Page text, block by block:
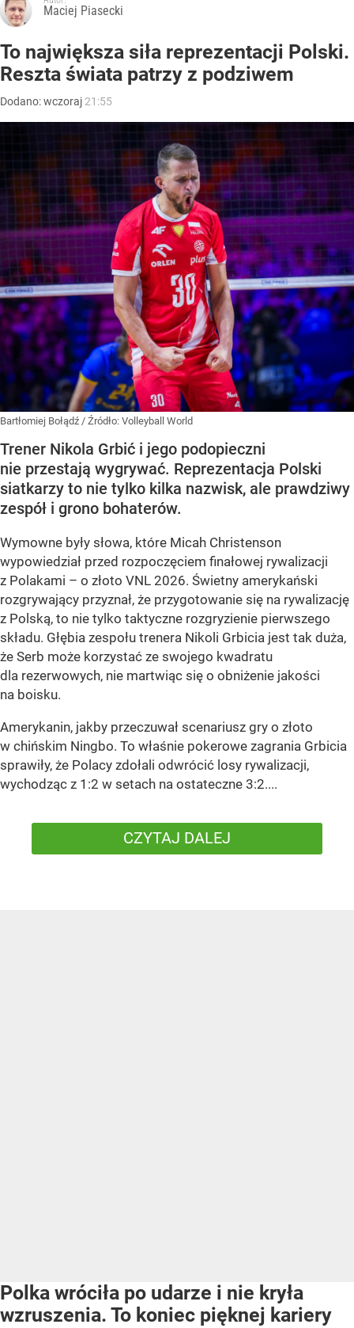
Maciej Piasecki
To największa siła reprezentacji Polski.
Reszta świata patrzy z podziwem
Dodano:wczoraj 21:55
Bartłomiej Bołądź / Źródło: Volleyball World
Trener Nikola Grbić i jego podopieczni
nie przestają wygrywać. Reprezentacja Polski
siatkarzy to nie tylko kilka nazwisk, ale prawdziwy
zespół i grono bohaterów.
Wymowne były słowa, które Micah Christenson
wypowiedział przed rozpoczęciem finałowej rywalizacji
z Polakami – o złoto VNL 2026. Świetny amerykański
rozgrywający przyznał, że przygotowanie się na rywalizację
z Polską, to nie tylko taktyczne rozgryzienie pierwszego
składu. Głębia zespołu trenera Nikoli Grbicia jest tak duża,
że Serb może korzystać ze swojego kwadratu
dla rezerwowych, nie martwiąc się o obniżenie jakości
na boisku.
Amerykanin, jakby przeczuwał scenariusz gry o złoto
w chińskim Ningbo. To właśnie pokerowe zagrania Grbicia
sprawiły, że Polacy zdołali odwrócić losy rywalizacji,
wychodząc z 1:2 w setach na ostateczne 3:2....
CZYTAJ DALEJ
Polka wróciła po udarze i nie kryła
wzruszenia. To koniec pięknej kariery